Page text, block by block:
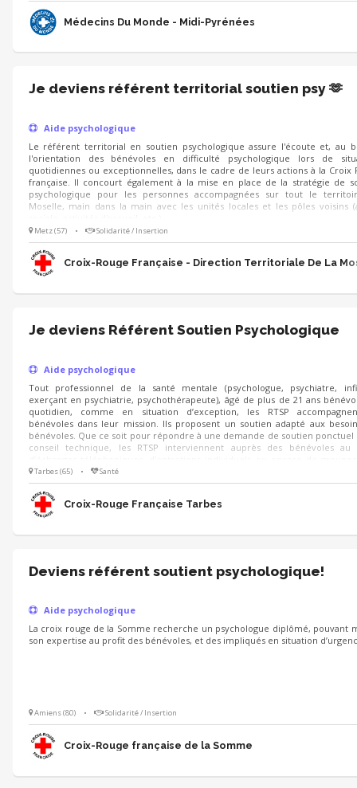
Médecins Du Monde - Midi-Pyrénées
Je deviens référent territorial soutien psy 🫶
Aide psychologique
Le référent territorial en soutien psychologique assure l'écoute et, au
l'orientation des bénévoles en difficulté psychologique lors de
quotidiennes ou exceptionnelles, dans le cadre de leurs actions à la Croix
française. Il concourt également à la mise en place de la stratégie de
psychologique pour les personnes accompagnées sur tout le
Moselle, main dans la main avec les unités locales et les pôles voisins
Metz (57) • Solidarité / Insertion
Croix-Rouge Française - Direction Territoriale De La
Je deviens Référent Soutien Psychologique
Aide psychologique
Tout professionnel de la santé mentale (psychologue, psychiatre,
exerçant en psychiatrie, psychothérapeute), âgé de plus de 21 ans
quotidien, comme en situation d’exception, les RTSP
bénévoles dans leur mission. Ils proposent un soutien adapté aux
bénévoles. Que ce soit pour répondre à une demande de soutien ponctuel
conseil technique, les RTSP interviennent auprès des bénévoles au
d’opération de secours, par exemple, ils sont présents avant, pendant et
missions, pour apporter leur soutien technique et psychologique aux
mobilisés.
Tarbes (65) • Santé
Croix-Rouge Française Tarbes
Deviens référent soutient psychologique!
Aide psychologique
La croix rouge de la Somme recherche un psychologue diplômé, pouvant
son expertise au profit des bénévoles, et des impliqués en situation
Amiens (80) • Solidarité / Insertion
Croix-Rouge française de la Somme